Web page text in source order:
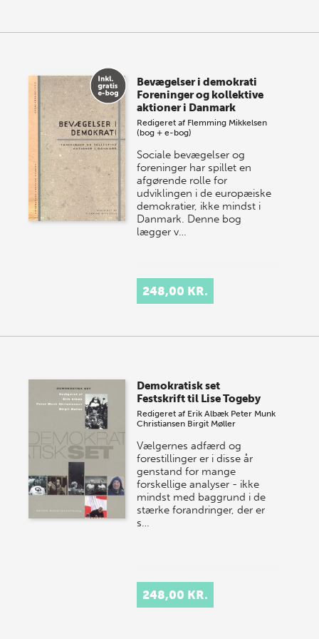
Bevægelser i demokrati
Foreninger og kollektive
aktioner i Danmark
Redigeret af Flemming Mikkelsen
(bog + e-bog)
Sociale bevægelser og
foreninger har spillet en
afgørende rolle for
udviklingen i de europæiske
demokratier, ikke mindst i
Danmark. Denne bog
lægger v…
248,00 KR.
Demokratisk set
Festskrift til Lise Togeby
Redigeret af Erik Albæk Peter Munk
Christiansen Birgit Møller
Vælgernes adfærd og
forestillinger er i disse år
genstand for mange
forskellige analyser - ikke
mindst med baggrund i de
stærke forandringer, der er
s…
248,00 KR.